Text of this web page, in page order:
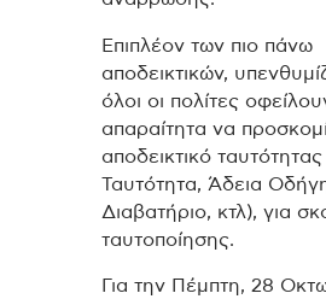
Επιπλέον των πιο πάνω
αποδεικτικών,
όλοι οι πολίτες
απαραίτητα να
αποδεικτικό
Ταυτότητα, Άδεια
Διαβατήριο, κτλ), για
ταυτοποίησης.
Για την Πέμπτη, 28